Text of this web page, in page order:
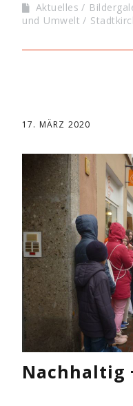
Aktuelles
und Umwelt
17. MÄRZ 2020
Nachhaltig